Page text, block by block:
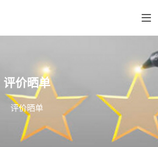
评价晒单
评价晒单